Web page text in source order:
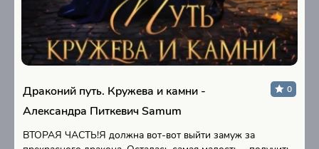
Драконий путь. Кружева и камни -
Александра Питкевич Samum
0
ВТОРАЯ ЧАСТЬ!Я должна вот-вот выйти замуж за